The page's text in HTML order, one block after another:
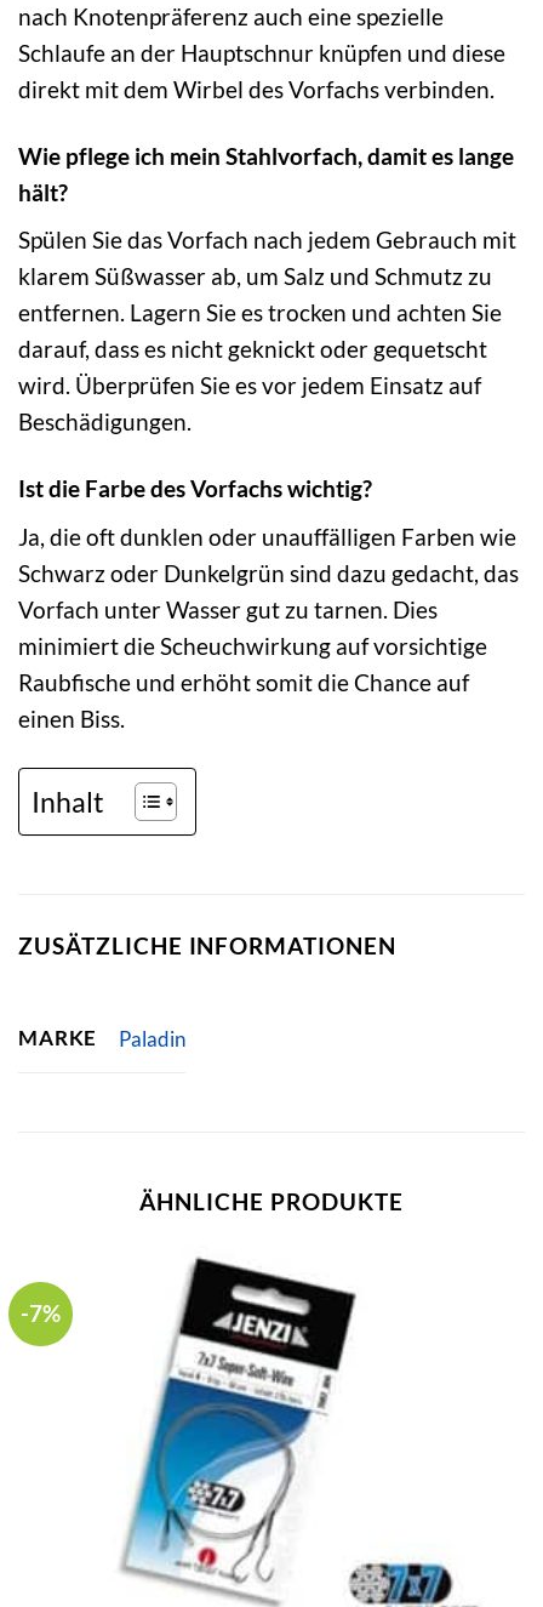
nach Knotenpräferenz auch eine spezielle
Schlaufe an der Hauptschnur knüpfen und diese
direkt mit dem Wirbel des Vorfachs verbinden.
Wie pflege ich mein Stahlvorfach, damit es lange
hält?
Spülen Sie das Vorfach nach jedem Gebrauch mit
klarem Süßwasser ab, um Salz und Schmutz zu
entfernen. Lagern Sie es trocken und achten Sie
darauf, dass es nicht geknickt oder gequetscht
wird. Überprüfen Sie es vor jedem Einsatz auf
Beschädigungen.
Ist die Farbe des Vorfachs wichtig?
Ja, die oft dunklen oder unauffälligen Farben wie
Schwarz oder Dunkelgrün sind dazu gedacht, das
Vorfach unter Wasser gut zu tarnen. Dies
minimiert die Scheuchwirkung auf vorsichtige
Raubfische und erhöht somit die Chance auf
einen Biss.
Inhalt
ZUSÄTZLICHE INFORMATIONEN
MARKE Paladin
ÄHNLICHE PRODUKTE
-7%